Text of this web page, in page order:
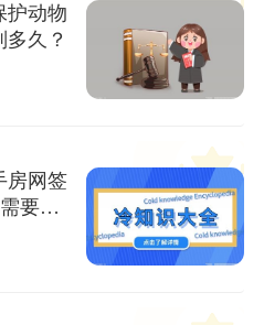
护动物
久？
房网签
要的